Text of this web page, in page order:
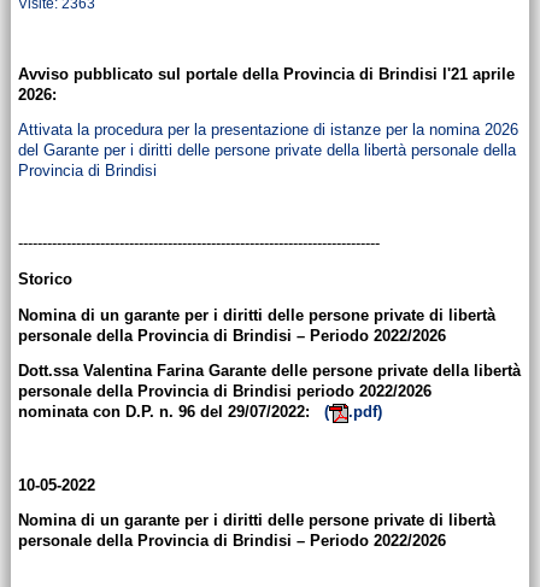
Visite: 2363
Avviso pubblicato sul portale della Provincia di Brindisi l'21 aprile
2026:
Attivata la procedura per la presentazione di istanze per la nomina 2026
del Garante per i diritti delle persone private della libertà personale della
Provincia di Brindisi
---------------------------------------------------------------------------
Storico
Nomina di un garante per i diritti delle persone private di libertà
personale della Provincia di Brindisi – Periodo 2022/2026
Dott.ssa Valentina Farina Garante delle persone private della libertà
personale della Provincia di Brindisi periodo 2022/2026
nominata con D.P. n. 96 del 29/07/2022:( .pdf)
10-05-2022
Nomina di un garante per i diritti delle persone private di libertà
personale della Provincia di Brindisi – Periodo 2022/2026